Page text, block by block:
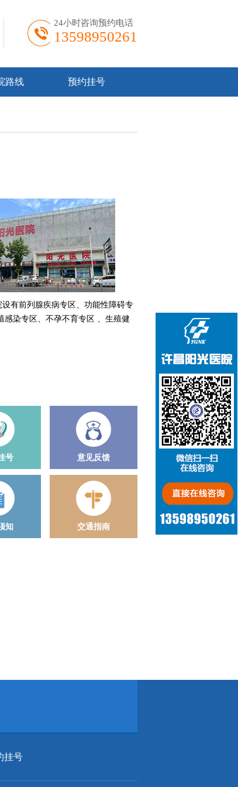
24小时咨询预约电话
13598950261
路线 预约挂号
有前列腺疾病专区、功能性障碍专
感染专区、不孕不育专区 、生殖健
号 意见反馈
知 交通指南
挂号